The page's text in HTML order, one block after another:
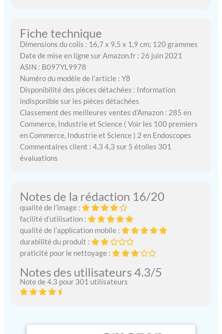
Fiche technique
Dimensions du colis : 16,7 x 9,5 x 1,9 cm; 120 grammes
Date de mise en ligne sur Amazon.fr : 26 juin 2021
ASIN : B097YL9978
Numéro du modèle de l’article : Y8
Disponibilité des pièces détachées : Information
indisponible sur les pièces détachées
Classement des meilleures ventes d’Amazon : 285 en
Commerce, Industrie et Science ( Voir les 100 premiers
en Commerce, Industrie et Science ) 2 en Endoscopes
Commentaires client : 4,3 4,3 sur 5 étoiles 301
évaluations
Notes de la rédaction 16/20
qualité de l’image :
facilité d’utilisation :
qualité de l’application mobile :
durabilité du produit :
praticité pour le nettoyage :
Notes des utilisateurs 4.3/5
Note de 4.3 pour 301 utilisateurs